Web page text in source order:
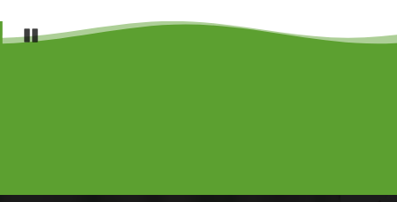
Pause